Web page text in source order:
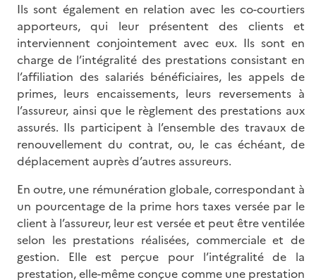
Ils sont également en relation avec les co-courtiers
apporteurs, qui leur présentent des clients et
interviennent conjointement avec eux. Ils sont en
charge de l’intégralité des prestations consistant en
l’affiliation des salariés bénéficiaires, les appels de
primes, leurs encaissements, leurs reversements à
l’assureur, ainsi que le règlement des prestations aux
assurés. Ils participent à l’ensemble des travaux de
renouvellement du contrat, ou, le cas échéant, de
déplacement auprès d’autres assureurs.
En outre, une rémunération globale, correspondant à
un pourcentage de la prime hors taxes versée par le
client à l’assureur, leur est versée et peut être ventilée
selon les prestations réalisées, commerciale et de
gestion. Elle est perçue pour l’intégralité de la
prestation, elle-même conçue comme une prestation